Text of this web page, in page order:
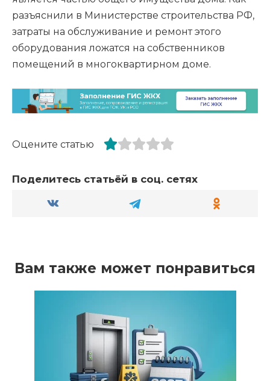
разъяснили в Министерстве строительства РФ,
затраты на обслуживание и ремонт этого
оборудования ложатся на собственников
помещений в многоквартирном доме.
Оцените статью
Поделитесь статьёй в соц. сетях
Вам также может понравиться